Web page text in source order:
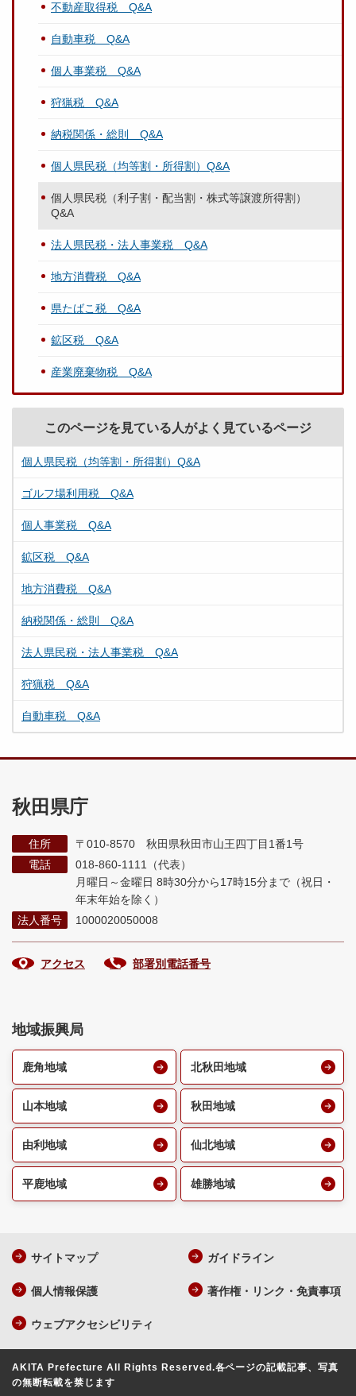
不動産取得税 Q&A
自動車税 Q&A
個人事業税 Q&A
狩猟税 Q&A
納税関係・総則 Q&A
個人県民税（均等割・所得割）Q&A
個人県民税（利子割・配当割・株式等譲渡所得割）
Q&A
法人県民税・法人事業税 Q&A
地方消費税 Q&A
県たばこ税 Q&A
鉱区税 Q&A
産業廃棄物税 Q&A
このページを見ている人がよく見ているページ
個人県民税（均等割・所得割）Q&A
ゴルフ場利用税 Q&A
個人事業税 Q&A
鉱区税 Q&A
地方消費税 Q&A
納税関係・総則 Q&A
法人県民税・法人事業税 Q&A
狩猟税 Q&A
自動車税 Q&A
秋田県庁
住所
〒010-8570 秋田県秋田市山王四丁目1番1号
電話
018-860-1111（代表）
月曜日～金曜日 8時30分から17時15分まで （祝日・
年末年始を除く）
法人番号
1000020050008
アクセス 部署別電話番号
地域振興局
鹿角地域 北秋田地域
山本地域 秋田地域
由利地域 仙北地域
平鹿地域 雄勝地域
サイトマップ ガイドライン
個人情報保護 著作権・リンク・免責事項
ウェブアクセシビリティ
AKITA Prefecture All Rights Reserved.各ページの記載記事、写真
の無断転載を禁じます